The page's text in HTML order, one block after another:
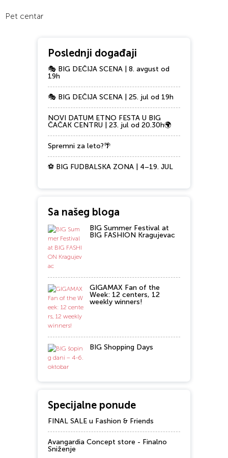
Pet centar
Poslednji događaji
🎭 BIG DEČIJA SCENA | 8. avgust od
19h
🎭 BIG DEČIJA SCENA | 25. jul od 19h
NOVI DATUM ETNO FESTA U BIG
ČAČAK CENTRU | 23. jul od 20.30h🌍
Spremni za leto?🌴
⚽ BIG FUDBALSKA ZONA | 4–19. JUL
Sa našeg bloga
BIG Summer Festival at
BIG FASHION Kragujevac
GIGAMAX Fan of the
Week: 12 centers, 12
weekly winners!
BIG Shopping Days
Specijalne ponude
FINAL SALE u Fashion & Friends
Avangardia Concept store - Finalno
Sniženje